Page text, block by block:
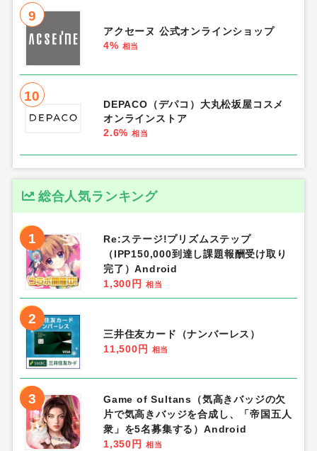
9
アクセーヌ 公式オンラインショップ
4% 相当
10
DEPACO（デパコ）大丸松坂屋コスメ
オンラインストア
2.6% 相当
総合人気ランキング
1
Re:ステージ!プリズムステップ
（IPP150,000到達し課題報酬受け取り
完了）Android
1,300円
相当
2
三井住友カード（ナンバーレス）
11,500円
相当
3
Game of Sultans（気高きバッジの欠
片で気高きバッジを合成し、「帝国五人
衆」を5名募集する）Android
1,350円
相当